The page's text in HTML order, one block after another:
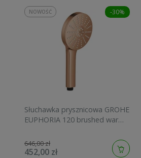
-30%
Słuchawka prysznicowa GROHE
EUPHORIA 120 brushed warm
646,00 zł
452,00 zł
NOWOŚĆ